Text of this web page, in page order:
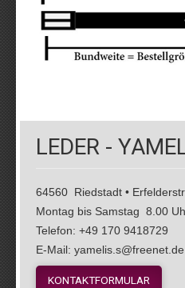
LEDER -
64560 Riedstadt •
Montag bis Samstag 8.00
Telefon: +49 170 9418729
E-Mail: yamelis.s@freenet.de
KONTAKTFORMULAR